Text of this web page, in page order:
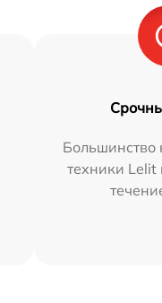
Большинство
техники Lelit